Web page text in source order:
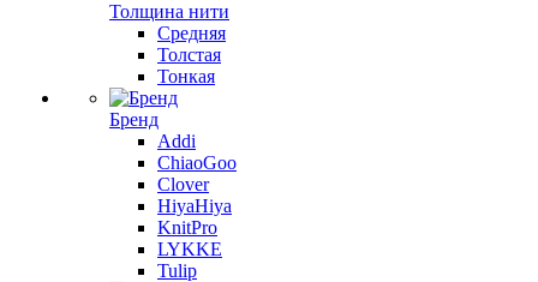
Толщина нити
Средняя
Толстая
Тонкая
Бренд
Addi
ChiaoGoo
Clover
HiyaHiya
KnitPro
LYKKE
Tulip